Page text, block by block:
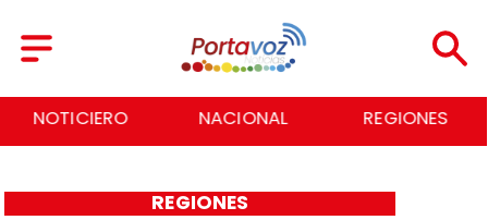
NACIONAL REGIONES ECONOMÍA
REGIONES